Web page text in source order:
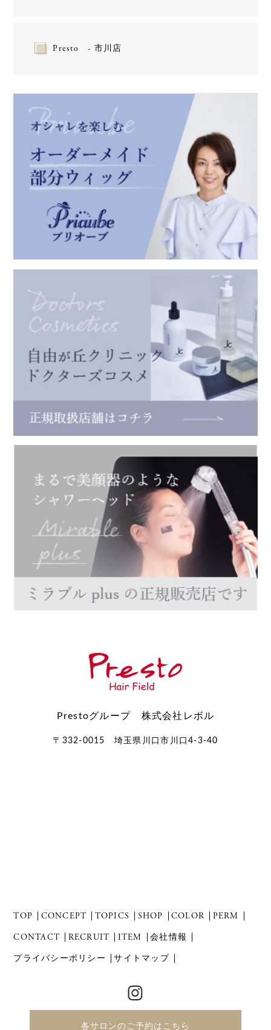
Presto - 市川店
Prestoグループ 株式会社レボル
〒332-0015 埼玉県川口市川口4-3-40
TOP CONCEPT TOPICS SHOP COLOR
PERM
CONTACT
RECRUIT ITEM 会社情報
プライバシーポリシー サイトマップ
各サロンのご予約はこちら